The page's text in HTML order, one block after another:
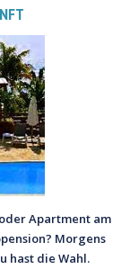
Apartment am
Morgens
hast die Wahl.